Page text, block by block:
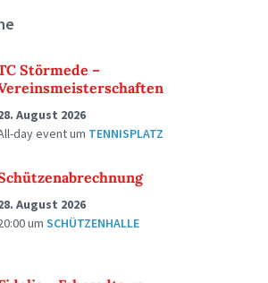
Störmede –
August 2026
day eventum TENNISPLATZ
August 2026
um SCHÜTZENHALLE